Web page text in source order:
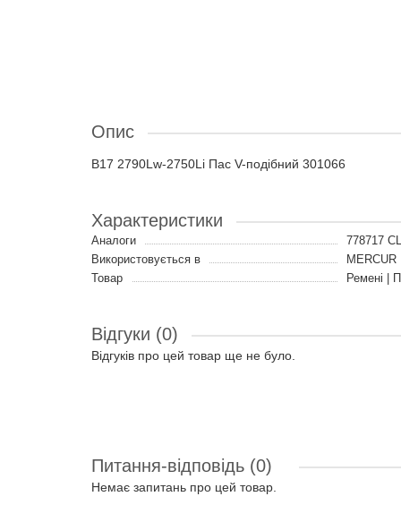
Опис
B17 2790Lw-2750Li Пас V-подібний 301066
Характеристики
Аналоги
778717
Використовується в
Товар
Ремені |
Відгуки (0)
Відгуків про цей товар ще не було.
Питання-відповідь (0)
Немає запитань про цей товар.